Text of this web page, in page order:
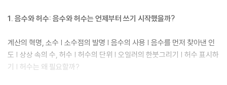
1. 음수와 허수: 음수와 허수는 언제부터 쓰기 시작했을까?
계산의 혁명, 소수 | 소수점의 발명 | 음수의 사용 | 음수를 먼저 찾아낸 인
도 | 상상 속의 수, 허수 | 허수의 단위 | 오일러의 한붓그리기 | 허수 표시하
기 | 허수는 왜 필요할까?